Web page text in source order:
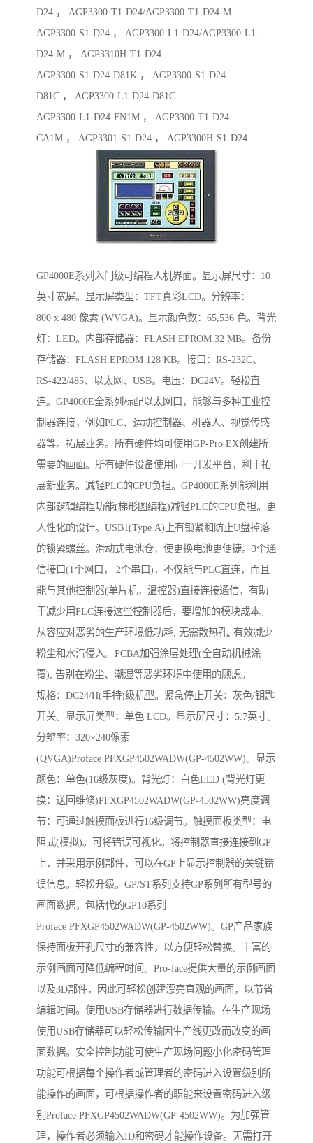
D24 ， AGP3300-T1-D24/AGP3300-T1-D24-M
AGP3300-S1-D24 ， AGP3300-L1-D24/AGP3300-L1-
D24-M ， AGP3310H-T1-D24
AGP3300-S1-D24-D81K ， AGP3300-S1-D24-
D81C ， AGP3300-L1-D24-D81C
AGP3300-L1-D24-FN1M ， AGP3300-T1-D24-
CA1M ， AGP3301-S1-D24 ， AGP3300H-S1-D24
GP4000E系列入门级可编程人机界面。显示屏尺寸：10
英寸宽屏。显示屏类型：TFT真彩LCD。分辨率：
800 x 480 像素 (WVGA)。显示颜色数：65,536 色。背光
灯：LED。内部存储器：FLASH EPROM 32 MB。备份
存储器：FLASH EPROM 128 KB。接口：RS-232C、
RS-422/485、以太网、USB。电压：DC24V。轻松直
连。GP4000E全系列标配以太网口，能够与多种工业控
制器连接，例如PLC、运动控制器、机器人、视觉传感
器等。拓展业务。所有硬件均可使用GP-Pro EX创建所
需要的画面。所有硬件设备使用同一开发平台，利于拓
展新业务。减轻PLC的CPU负担。GP4000E系列能利用
内部逻辑编程功能(梯形图编程)减轻PLC的CPU负担。更
人性化的设计。USB1(Type A)上有锁紧和防止U盘掉落
的锁紧螺丝。滑动式电池仓，使更换电池更便捷。3个通
信接口(1个网口， 2个串口)，不仅能与PLC直连，而且
能与其他控制器(单片机，温控器)直接连接通信，有助
于减少用PLC连接这些控制器后，要增加的模块成本。
从容应对恶劣的生产环境低功耗, 无需散热孔, 有效减少
粉尘和水汽侵入。PCBA加强涂层处理(全自动机械涂
覆), 告别在粉尘、潮湿等恶劣环境中使用的顾虑。
规格：DC24/H(手持)级机型。紧急停止开关：灰色/钥匙
开关。显示屏类型：单色 LCD。显示屏尺寸：5.7英寸。
分辨率：320×240像素
(QVGA)Proface PFXGP4502WADW(GP-4502WW)。显示
颜色：单色(16级灰度)。背光灯：白色LED (背光灯更
换：送回维修)PFXGP4502WADW(GP-4502WW)亮度调
节：可通过触摸面板进行16级调节。触摸面板类型：电
阻式(模拟)。可将错误可视化。将控制器直接连接到GP
上，并采用示例部件，可以在GP上显示控制器的关键错
误信息。轻松升级。GP/ST系列支持GP系列所有型号的
画面数据，包括代的GP10系列
Proface PFXGP4502WADW(GP-4502WW)。GP产品家族
保持面板开孔尺寸的兼容性，以方便轻松替换。丰富的
示例画面可降低编程时间。Pro-face提供大量的示例画面
以及3D部件，因此可轻松创建漂亮直观的画面，以节省
编辑时间。使用USB存储器进行数据传输。在生产现场
使用USB存储器可以轻松传输因生产线更改而改变的画
面数据。安全控制功能可使生产现场问题小化密码管理
功能可根据每个操作者或管理者的密码进入设置级别所
能操作的画面，可根据操作者的职能来设置密码进入级
别Proface PFXGP4502WADW(GP-4502WW)。为加强管
理，操作者必须输入ID和密码才能操作设备。无需打开